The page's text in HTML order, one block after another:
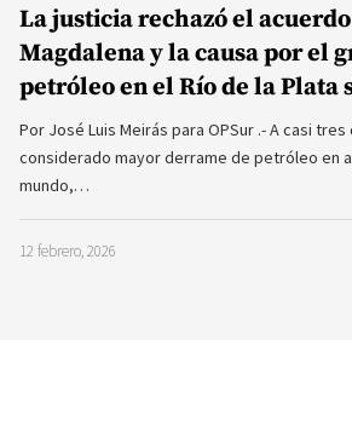
La justicia rechazó el
Magdalena y la causa por el
petróleo en el Río de la Plata
Por José Luis Meirás para OPSur .- A casi
considerado mayor derrame de petróleo en
mundo,…
12 febrero, 2026